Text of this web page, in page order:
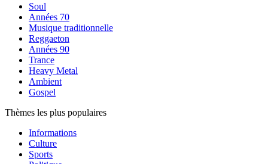
Soul
Années 70
Musique traditionnelle
Reggaeton
Années 90
Trance
Heavy Metal
Ambient
Gospel
Thèmes les plus populaires
Informations
Culture
Sports